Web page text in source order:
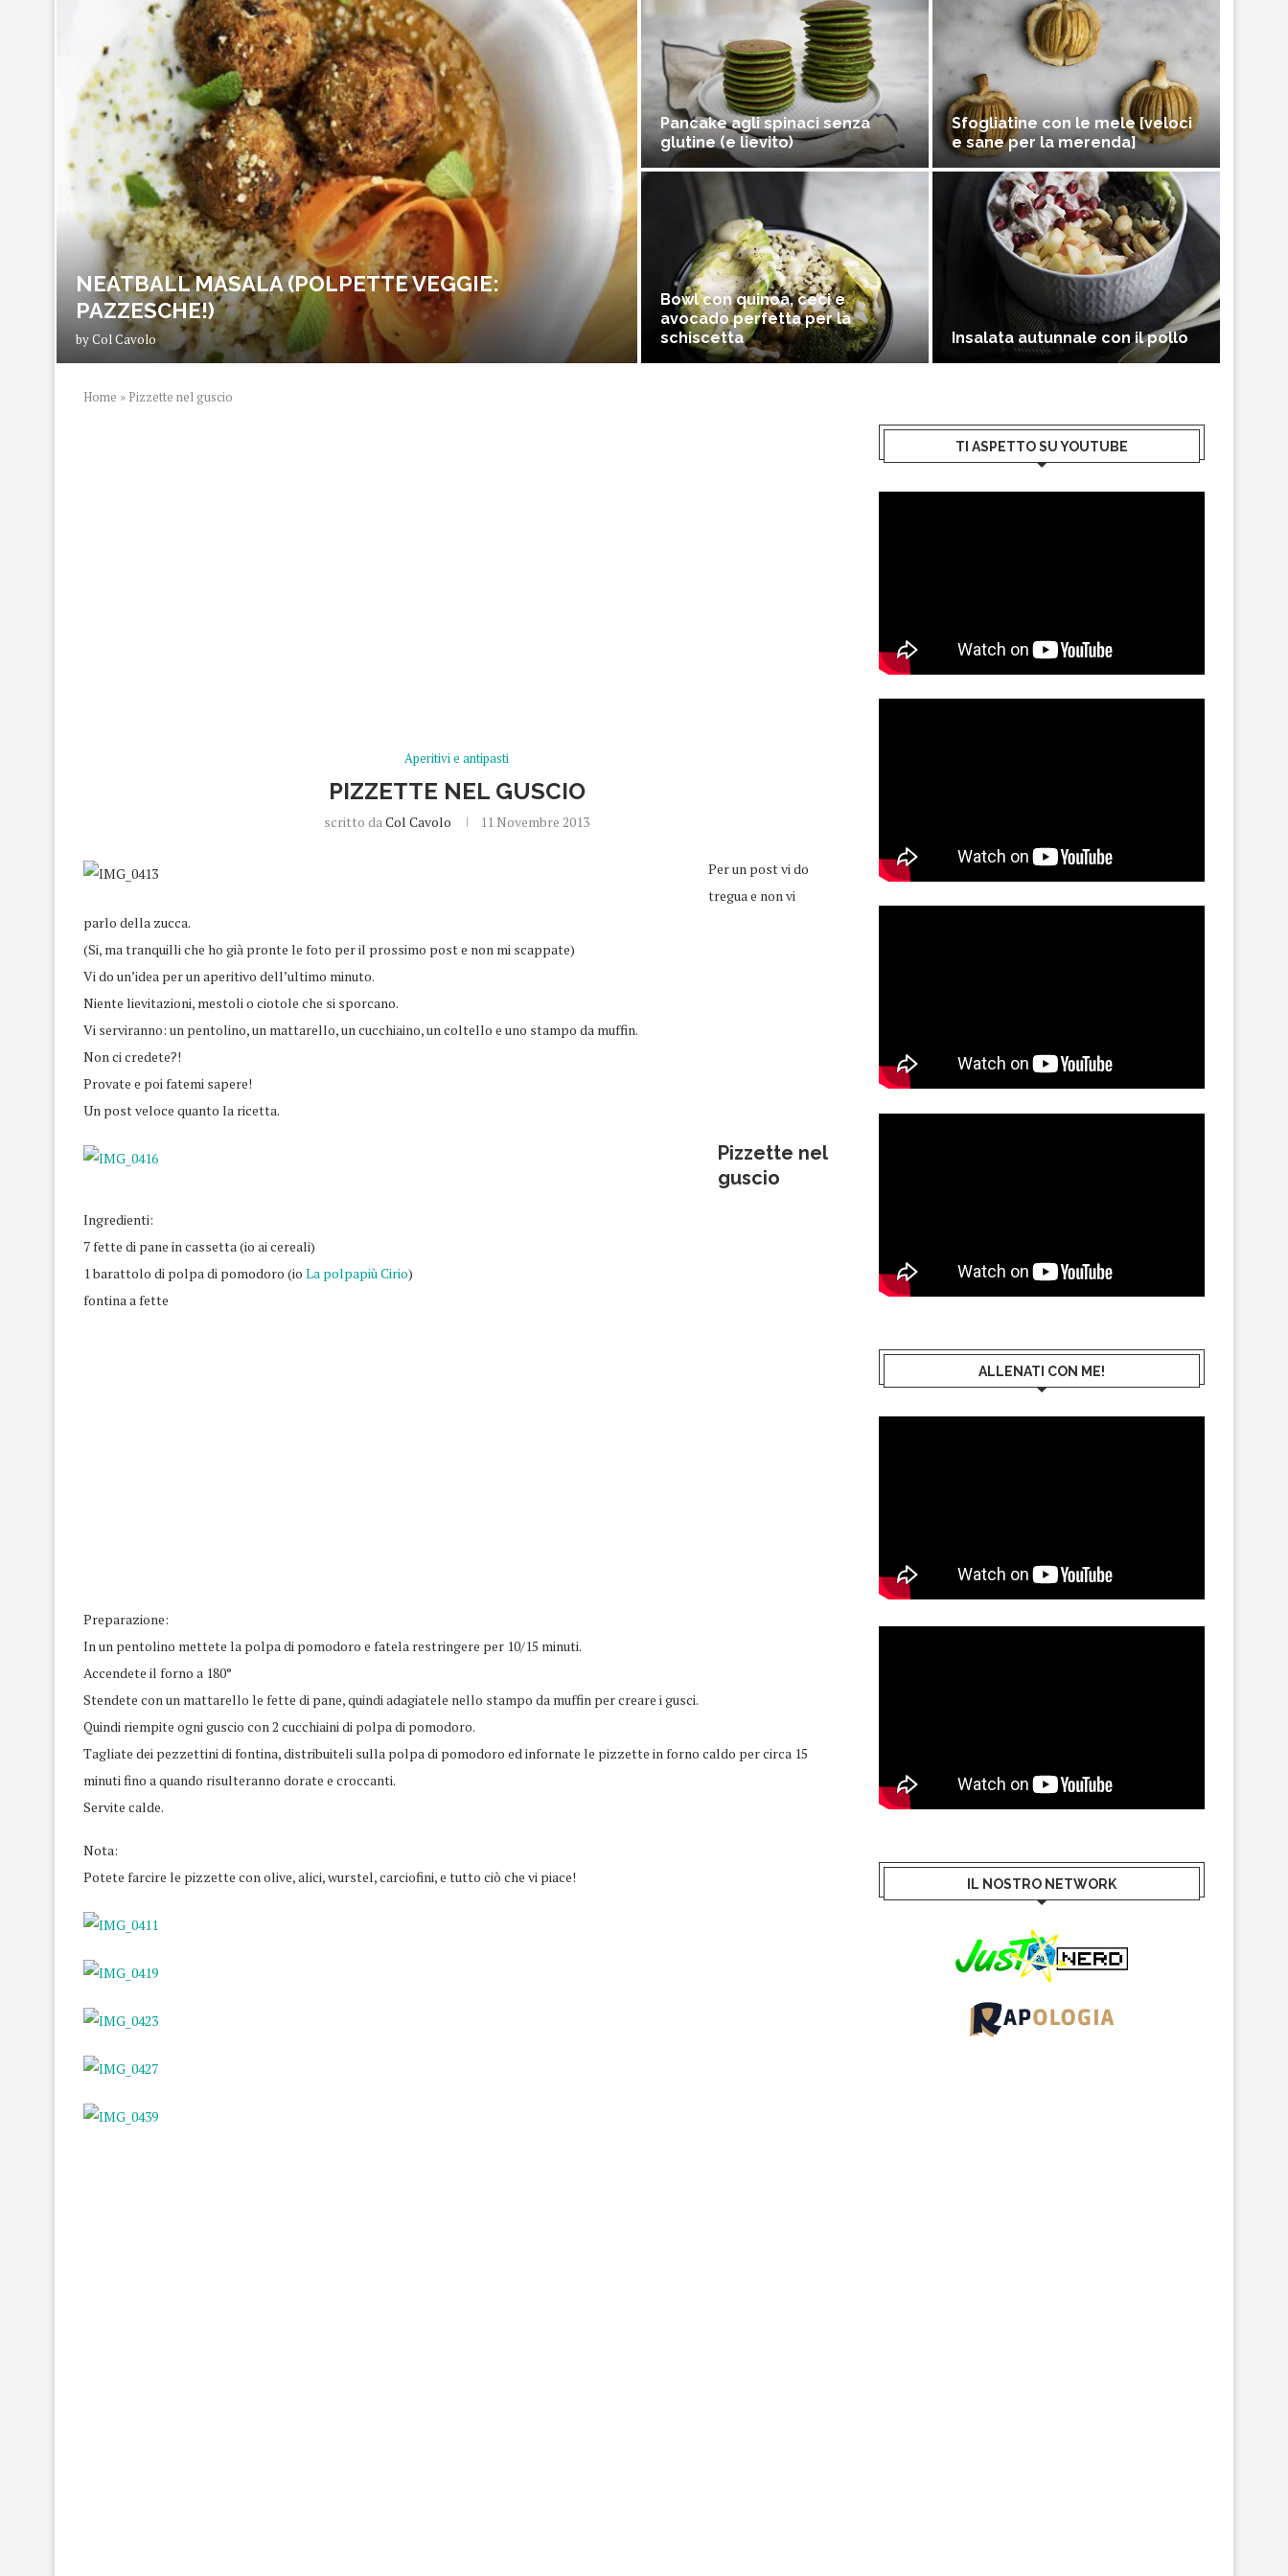
NEATBALL MASALA (POLPETTE VEGGIE:
PAZZESCHE!)
byCol Cavolo
Pancake agli spinaci senza
glutine (e lievito)
Bowl con quinoa, ceci e
avocado perfetta per la
schiscetta
Sfogliatine con le mele [veloci
e sane per la merenda]
Insalata autunnale con il pollo
Home » Pizzette nel guscio
Aperitivi e antipasti
PIZZETTE NEL GUSCIO
scritto daCol Cavolo 11 Novembre 2013
Per un post vi do
tregua e non vi
parlo della zucca.
(Si, ma tranquilli che ho già pronte le foto per il prossimo post e non mi scappate)
Vi do un’idea per un aperitivo dell’ultimo minuto.
Niente lievitazioni, mestoli o ciotole che si sporcano.
Vi serviranno: un pentolino, un mattarello, un cucchiaino, un coltello e uno stampo da muffin.
Non ci credete?!
Provate e poi fatemi sapere!
Un post veloce quanto la ricetta.
Pizzette nel
guscio
Ingredienti:
7 fette di pane in cassetta (io ai cereali)
1 barattolo di polpa di pomodoro (io La polpapiù Cirio)
fontina a fette
Preparazione:
In un pentolino mettete la polpa di pomodoro e fatela restringere per 10/15 minuti.
Accendete il forno a 180°
Stendete con un mattarello le fette di pane, quindi adagiatele nello stampo da muffin per creare i gusci.
Quindi riempite ogni guscio con 2 cucchiaini di polpa di pomodoro.
Tagliate dei pezzettini di fontina, distribuiteli sulla polpa di pomodoro ed infornate le pizzette in forno caldo per circa 15
minuti fino a quando risulteranno dorate e croccanti.
Servite calde.
Nota:
Potete farcire le pizzette con olive, alici, wurstel, carciofini, e tutto ciò che vi piace!
TI ASPETTO SU YOUTUBE
ALLENATI CON ME!
IL NOSTRO NETWORK